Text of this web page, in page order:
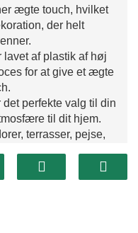
ægte touch, hvilket
der helt
af plastik af høj
for at give et ægte
perfekte valg til din
til dit hjem.
terrasser, pejse,
transport, vær ikke